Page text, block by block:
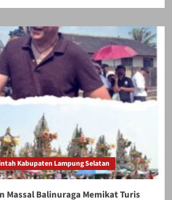
Kabupaten Lampung Selatan
Massal Balinuraga Memikat Turis